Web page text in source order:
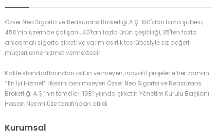
Özser Neo Sigorta ve Reasürans Brokerliği A.Ş. 180'dan fazla şubesi,
450’nin üzerinde çalışanı, 40'tan fazla ürün çeşitliliği, 35'ten fazla
anlaşmalı sigorta şirketi ve yarım asırlık tecrübesiyle siz değerli
müşterilerine hizmet vermektedir.
Kalite standartlarından ödün vermeyen, inovatif projelerle her zaman
‘’En İyi Hizmet’’ ilkesini benimseyen Özser Neo Sigorta ve Reasürans
Brokerliği A.Ş.’nin temelleri 1981 yılında şirketin Yönetim Kurulu Başkanı
Hasan Necmi Üze tarafından atıldı
Kurumsal